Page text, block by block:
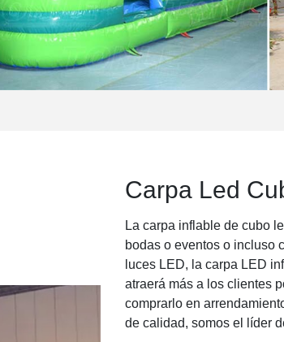
Carpa Led
La carpa inflable de cubo
bodas o eventos o incluso
luces LED, la carpa LED
atraerá más a los clientes
comprarlo en
de calidad, somos el líder